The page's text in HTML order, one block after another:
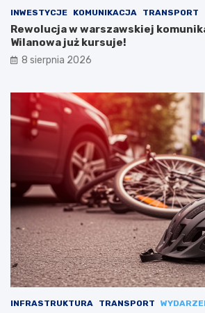
INWESTYCJE KOMUNIKACJA TRANSPORT
Rewolucja w warszawskiej
Wilanowa już kursuje!
8 sierpnia 2026
INFRASTRUKTURA TRANSPORT